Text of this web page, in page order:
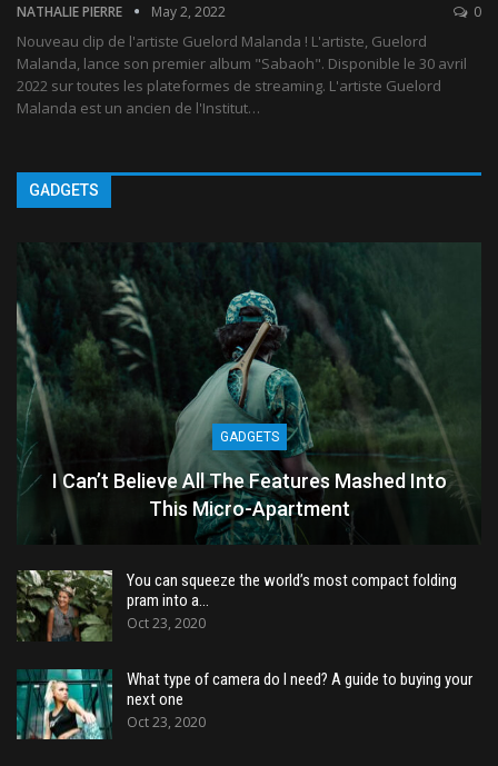
NATHALIE PIERRE May 2, 2022 0
Nouveau clip de l'artiste Guelord Malanda ! L'artiste, Guelord
Malanda, lance son premier album "Sabaoh". Disponible le 30 avril
2022 sur toutes les plateformes de streaming. L'artiste Guelord
Malanda est un ancien de l'Institut…
GADGETS
GADGETS
I Can’t Believe All The Features Mashed Into
This Micro-Apartment
You can squeeze the world’s most compact folding
pram into a…
Oct 23, 2020
What type of camera do I need? A guide to buying your
next one
Oct 23, 2020